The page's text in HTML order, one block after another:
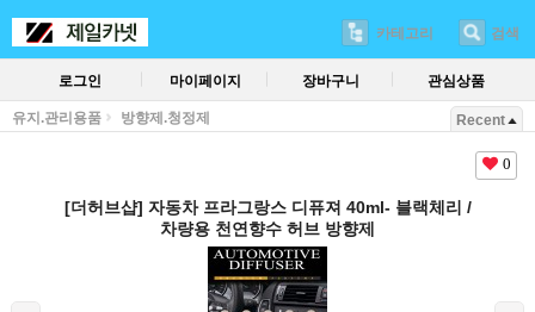
카테고리 검색
로그인 마이페이지 장바구니 관심상품
유지.관리용품 방향제.청정제 Recent
0
[더허브샵] 자동차 프라그랑스 디퓨져 40ml- 블랙체리 /
차량용 천연향수 허브 방향제